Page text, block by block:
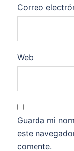
Correo
Web
Guarda mi
este
comente.